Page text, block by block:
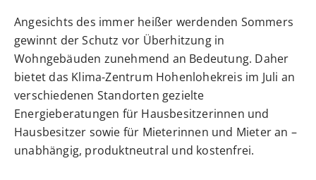
Angesichts des immer heißer werdenden Sommers
gewinnt der Schutz vor Überhitzung in
Wohngebäuden zunehmend an Bedeutung. Daher
bietet das Klima-Zentrum Hohenlohekreis im Juli an
verschiedenen Standorten gezielte
Energieberatungen für Hausbesitzerinnen und
Hausbesitzer sowie für Mieterinnen und Mieter an –
unabhängig, produktneutral und kostenfrei.